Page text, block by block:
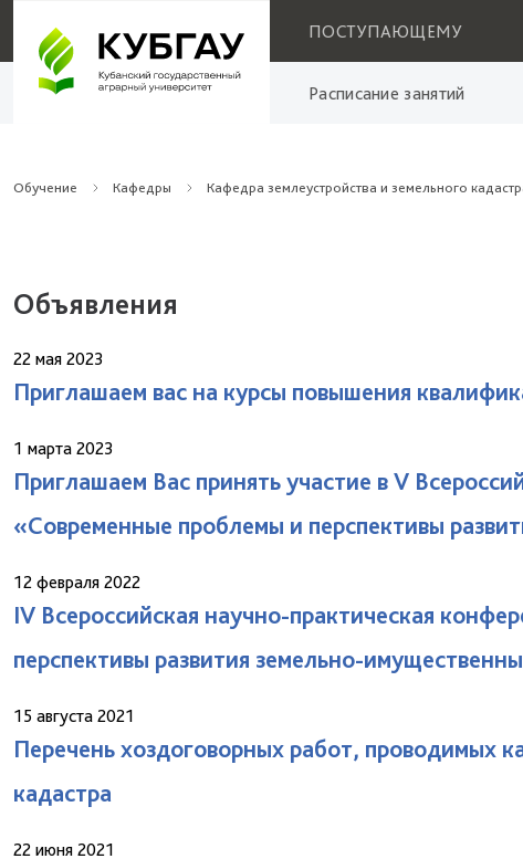
ПОСТУПАЮЩЕМУ
Расписание занятий
Обучение Кафедры Кафедра землеустройства и земельного
Объявления
22 мая 2023
Приглашаем вас на курсы повышения
1 марта 2023
Приглашаем Вас принять участие в V
«Современные проблемы и перспективы
12 февраля 2022
IV Всероссийская научно-практическая
перспективы развития земельно-
15 августа 2021
Перечень хоздоговорных работ, проводимых
кадастра
22 июня 2021